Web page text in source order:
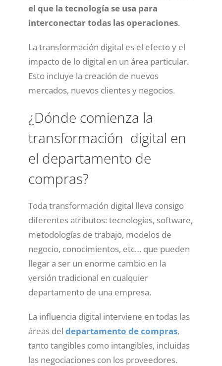
el que la tecnología se usa para
interconectar todas las operaciones.
La transformación digital es el efecto y el
impacto de lo digital en un área particular.
Esto incluye la creación de nuevos
mercados, nuevos clientes y negocios.
¿Dónde comienza la
transformación digital en
el departamento de
compras?
Toda transformación digital lleva consigo
diferentes atributos: tecnologías, software,
metodologías de trabajo, modelos de
negocio, conocimientos, etc… que pueden
llegar a ser un enorme cambio en la
versión tradicional en cualquier
departamento de una empresa.
La influencia digital interviene en todas las
áreas del departamento de compras,
tanto tangibles como intangibles, incluidas
las negociaciones con los proveedores.